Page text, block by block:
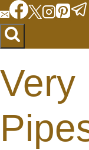
Перейти
до
вмісту
Very